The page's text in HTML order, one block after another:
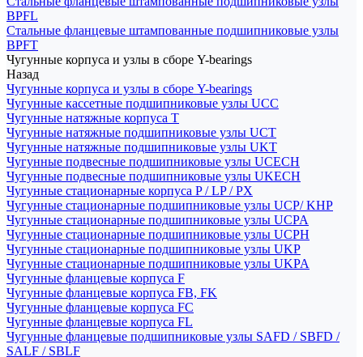
BPFL
Стальные фланцевые штампованные подшипниковые узлы
BPFT
Чугунные корпуса и узлы в сборе Y-bearings
Назад
Чугунные корпуса и узлы в сборе Y-bearings
Чугунные кассетные подшипниковые узлы UCC
Чугунные натяжные корпуса T
Чугунные натяжные подшипниковые узлы UCT
Чугунные натяжные подшипниковые узлы UKT
Чугунные подвесные подшипниковые узлы UCECH
Чугунные подвесные подшипниковые узлы UKECH
Чугунные стационарные корпуса P / LP / PX
Чугунные стационарные подшипниковые узлы UCP/ KHP
Чугунные стационарные подшипниковые узлы UCPA
Чугунные стационарные подшипниковые узлы UCPH
Чугунные стационарные подшипниковые узлы UKP
Чугунные стационарные подшипниковые узлы UKPA
Чугунные фланцевые корпуса F
Чугунные фланцевые корпуса FB, FK
Чугунные фланцевые корпуса FC
Чугунные фланцевые корпуса FL
Чугунные фланцевые подшипниковые узлы SAFD / SBFD /
SALF / SBLF